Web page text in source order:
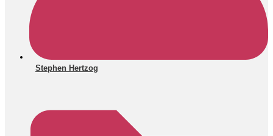
Stephen Hertzog